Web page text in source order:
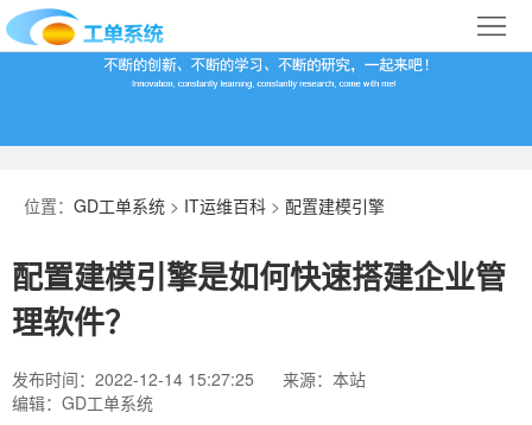
首
百
下
于
们
行
导
位置： GD工单系统 > IT运维百科 > 配置建模引擎
配置建模引擎是如何快速搭建企业管
理软件？
发布时间：2022-12-14 15:27:25
来源：本站
编辑：GD工单系统